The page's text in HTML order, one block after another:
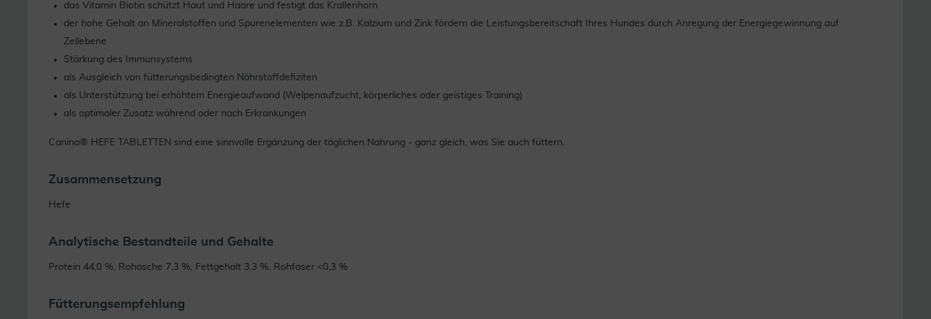
das Vitamin Biotin schützt Haut und Haare und festigt das Krallenhorn
der hohe Gehalt an Mineralstoffen und Spurenelementen wie z.B. Kalzium und Zink fördern die Leistungsbereitschaft Ihres Hundes durch Anregung der Energiegewinnung auf
Zellebene
Stärkung des Immunsystems
als Ausgleich von fütterungsbedingten Nährstoffdefiziten
als Unterstützung bei erhöhtem Energieaufwand (Welpenaufzucht, körperliches oder geistiges Training)
als optimaler Zusatz während oder nach Erkrankungen
Canina® HEFE TABLETTEN sind eine sinnvolle Ergänzung der täglichen Nahrung - ganz gleich, was Sie auch füttern.
Zusammensetzung
Hefe
Analytische Bestandteile und Gehalte
Protein 44,0 %, Rohasche 7,3 %, Fettgehalt 3,3 %, Rohfaser <0,3 %
Fütterungsempfehlung